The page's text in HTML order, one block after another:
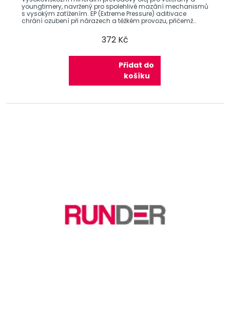
youngtimery, navržený pro spolehlivé mazání mechanismů
s vysokým zatížením. EP (Extreme Pressure) aditivace
chrání ozubení při nárazech a těžkém provozu, přičemž
372 Kč
Přidat do
košíku